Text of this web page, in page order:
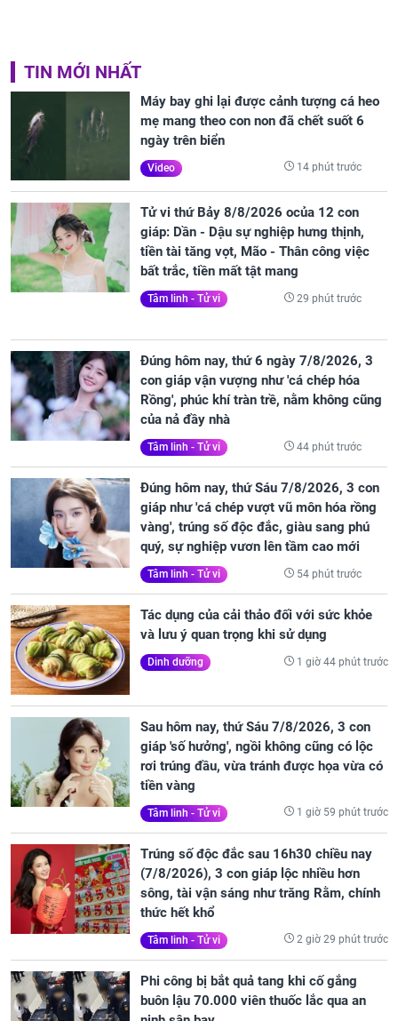
TIN MỚI NHẤT
Máy bay ghi lại được cảnh tượng cá heo
mẹ mang theo con non đã chết suốt 6
ngày trên biển
Video 14 phút trước
Tử vi thứ Bảy 8/8/2026 ocủa 12 con
giáp: Dần - Dậu sự nghiệp hưng thịnh,
tiền tài tăng vọt, Mão - Thân công việc
bất trắc, tiền mất tật mang
Tâm linh - Tử vi 29 phút trước
Đúng hôm nay, thứ 6 ngày 7/8/2026, 3
con giáp vận vượng như 'cá chép hóa
Rồng', phúc khí tràn trề, nằm không cũng
của nả đầy nhà
Tâm linh - Tử vi 44 phút trước
Đúng hôm nay, thứ Sáu 7/8/2026, 3 con
giáp như 'cá chép vượt vũ môn hóa rồng
vàng', trúng số độc đắc, giàu sang phú
quý, sự nghiệp vươn lên tầm cao mới
Tâm linh - Tử vi 54 phút trước
Tác dụng của cải thảo đối với sức khỏe
và lưu ý quan trọng khi sử dụng
Dinh dưỡng 1 giờ 44 phút trước
Sau hôm nay, thứ Sáu 7/8/2026, 3 con
giáp 'số hưởng', ngồi không cũng có lộc
rơi trúng đầu, vừa tránh được họa vừa có
tiền vàng
Tâm linh - Tử vi 1 giờ 59 phút trước
Trúng số độc đắc sau 16h30 chiều nay
(7/8/2026), 3 con giáp lộc nhiều hơn
sông, tài vận sáng như trăng Rằm, chính
thức hết khổ
Tâm linh - Tử vi 2 giờ 29 phút trước
Phi công bị bắt quả tang khi cố gắng
buôn lậu 70.000 viên thuốc lắc qua an